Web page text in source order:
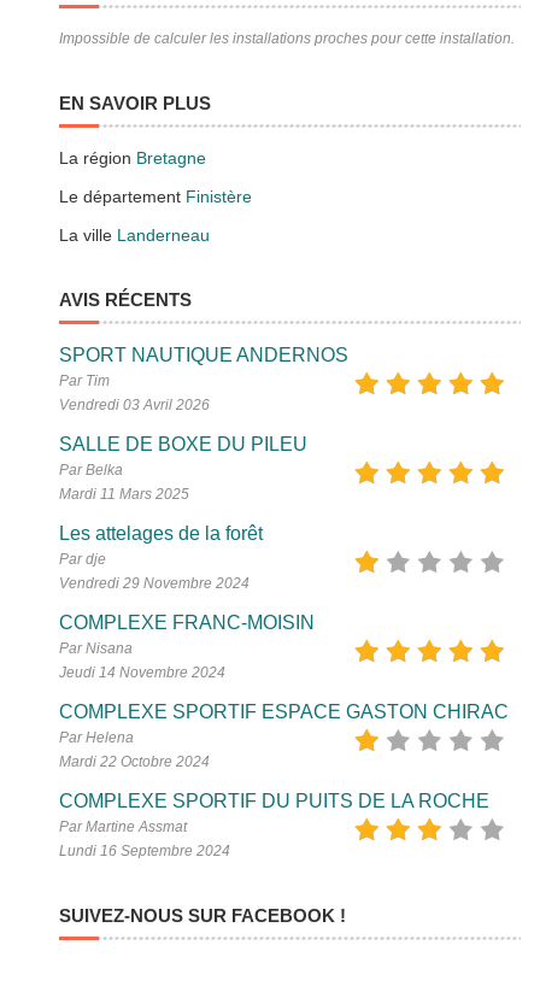
Impossible de calculer les installations proches pour cette installation.
EN SAVOIR PLUS
La région Bretagne
Le département Finistère
La ville Landerneau
AVIS RÉCENTS
SPORT NAUTIQUE ANDERNOS
Par Tim
Vendredi 03 Avril 2026
SALLE DE BOXE DU PILEU
Par Belka
Mardi 11 Mars 2025
Les attelages de la forêt
Par dje
Vendredi 29 Novembre 2024
COMPLEXE FRANC-MOISIN
Par Nisana
Jeudi 14 Novembre 2024
COMPLEXE SPORTIF ESPACE GASTON CHIRAC
Par Helena
Mardi 22 Octobre 2024
COMPLEXE SPORTIF DU PUITS DE LA ROCHE
Par Martine Assmat
Lundi 16 Septembre 2024
SUIVEZ-NOUS SUR FACEBOOK !